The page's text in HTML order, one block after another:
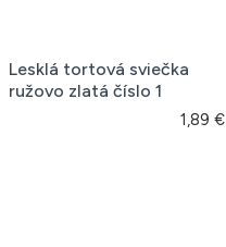
Lesklá tortová sviečka
ružovo zlatá číslo 1
1,89 €